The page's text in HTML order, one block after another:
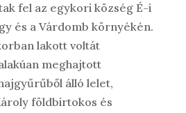
fel az egykori község É-i
és a Várdomb környékén.
lakott voltát
meghajtott
álló lelet,
földbirtokos és